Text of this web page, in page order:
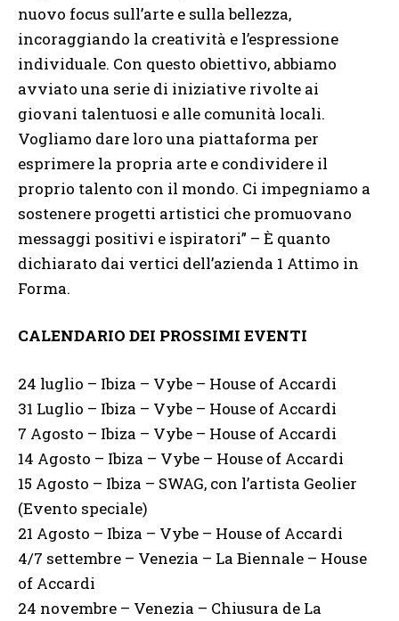
nuovo focus sull’arte e sulla bellezza,
incoraggiando la creatività e l’espressione
individuale. Con questo obiettivo, abbiamo
avviato una serie di iniziative rivolte ai
giovani talentuosi e alle comunità locali.
Vogliamo dare loro una piattaforma per
esprimere la propria arte e condividere il
proprio talento con il mondo. Ci impegniamo a
sostenere progetti artistici che promuovano
messaggi positivi e ispiratori” – È quanto
dichiarato dai vertici dell’azienda 1 Attimo in
Forma.
CALENDARIO DEI PROSSIMI EVENTI
24 luglio – Ibiza – Vybe – House of Accardi
31 Luglio – Ibiza – Vybe – House of Accardi
7 Agosto – Ibiza – Vybe – House of Accardi
14 Agosto – Ibiza – Vybe – House of Accardi
15 Agosto – Ibiza – SWAG, con l’artista Geolier
(Evento speciale)
21 Agosto – Ibiza – Vybe – House of Accardi
4/7 settembre – Venezia – La Biennale – House
of Accardi
24 novembre – Venezia – Chiusura de La